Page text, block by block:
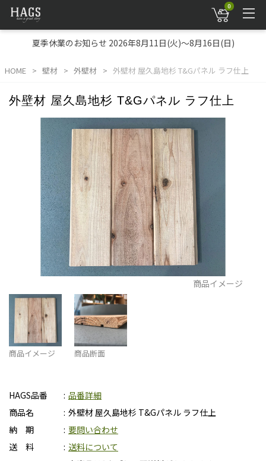
0
夏季休業のお知らせ 2026年8月11日(火)～8月16日(日)
HOME 壁材 外壁材 外壁材 屋久島地杉 T&Gパネル ラフ仕上
外壁材 屋久島地杉 T&Gパネル ラフ仕上
商品イメージ
商品イメージ 商品断面
HAGS品番
品番詳細
商品名
外壁材 屋久島地杉 T&Gパネル ラフ仕上
納 期
要問い合わせ
送 料
送料について